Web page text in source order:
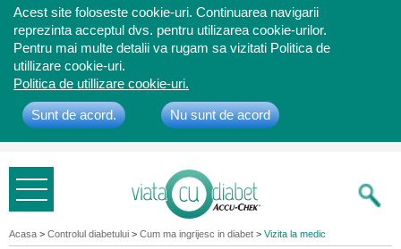
Acest site foloseste cookie-uri. Continuarea navigarii
reprezinta acceptul dvs. pentru utilizarea cookie-urilor.
Pentru mai multe detalii va rugam sa vizitati Politica de
utillizare cookie-uri.
Politica de utillizare cookie-uri.
Sunt de acord. Nu sunt de acord
Bine ati
venit
Acasa > Controlul diabetului > Cum ma ingrijesc in diabet > Vizita la medic